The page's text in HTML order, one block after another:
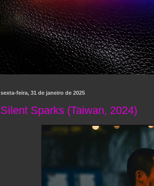
sexta-feira, 31 de janeiro de 2025
Silent Sparks (Taiwan, 2024)